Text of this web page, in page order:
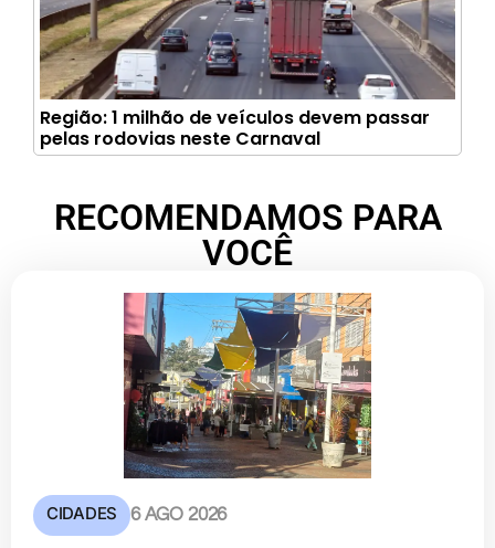
Região: 1 milhão de veículos devem passar
pelas rodovias neste Carnaval
RECOMENDAMOS PARA
VOCÊ
CIDADES 6 AGO 2026